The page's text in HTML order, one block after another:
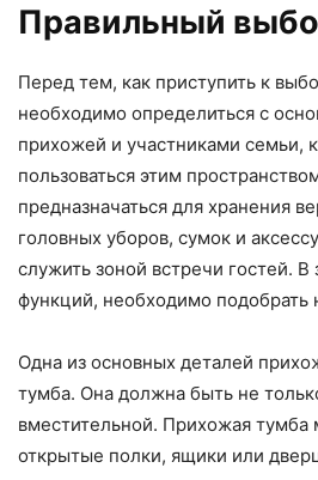
Правильный
Перед тем, как приступить к
необходимо определиться с
прихожей и участниками семьи,
пользоваться этим
предназначаться для хранения
головных уборов, сумок и
служить зоной встречи гостей. В
функций, необходимо
Одна из основных деталей
тумба. Она должна быть не
вместительной. Прихожая
открытые полки, ящики или